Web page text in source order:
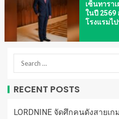
เซ็นทารา
ในปี 2569
โรงแรมไ
RECENT POSTS
LORDNINE จัดศึกคนดังสายเ